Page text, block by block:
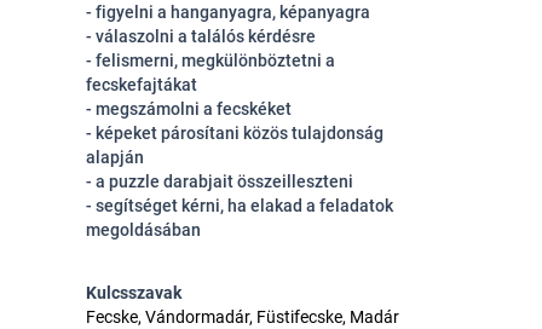
- figyelni a hanganyagra, képanyagra
- válaszolni a találós kérdésre
- felismerni, megkülönböztetni a
fecskefajtákat
- megszámolni a fecskéket
- képeket párosítani közös tulajdonság
alapján
- a puzzle darabjait összeilleszteni
- segítséget kérni, ha elakad a feladatok
megoldásában
Kulcsszavak
Fecske, Vándormadár, Füstifecske, Madár